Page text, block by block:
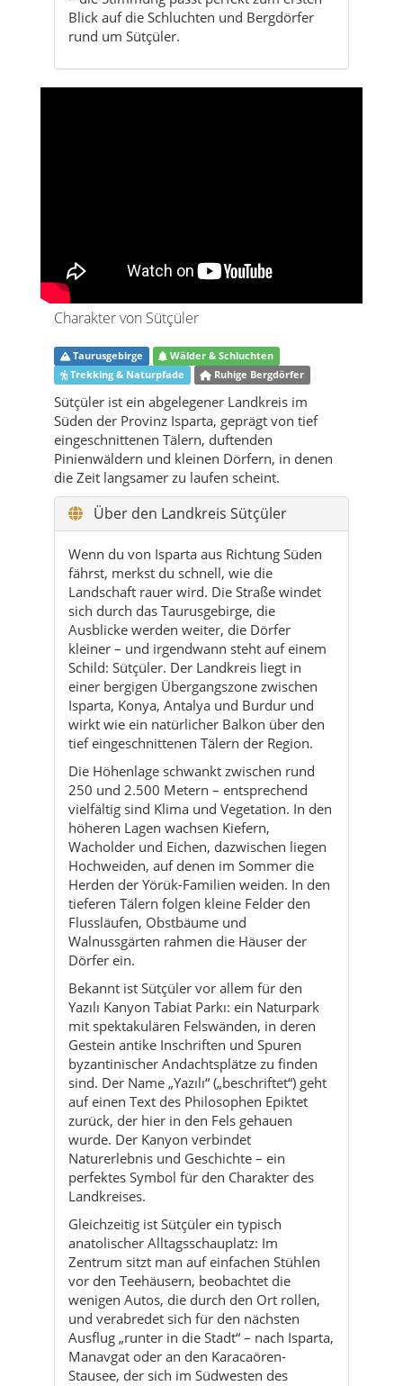
Taurusgebirge
Wälder & Schluchten
Trekking & Naturpfade
Ruhige Bergdörfer
Sütçüler ist ein abgelegener Landkreis im
Süden der Provinz Isparta, geprägt von tief
eingeschnittenen Tälern, duftenden
Pinienwäldern und kleinen Dörfern, in denen
die Zeit langsamer zu laufen scheint.
Über den Landkreis Sütçüler
Wenn du von Isparta aus Richtung Süden
fährst, merkst du schnell, wie die
Landschaft rauer wird. Die Straße windet
sich durch das Taurusgebirge, die
Ausblicke werden weiter, die Dörfer
kleiner – und irgendwann steht auf einem
Schild: Sütçüler. Der Landkreis liegt in
einer bergigen Übergangszone zwischen
Isparta, Konya, Antalya und Burdur und
wirkt wie ein natürlicher Balkon über den
tief eingeschnittenen Tälern der Region.
Die Höhenlage schwankt zwischen rund
250 und 2.500 Metern – entsprechend
vielfältig sind Klima und Vegetation. In den
höheren Lagen wachsen Kiefern,
Wacholder und Eichen, dazwischen liegen
Hochweiden, auf denen im Sommer die
Herden der Yörük-Familien weiden. In den
tieferen Tälern folgen kleine Felder den
Flussläufen, Obstbäume und
Walnussgärten rahmen die Häuser der
Dörfer ein.
Bekannt ist Sütçüler vor allem für den
Yazılı Kanyon Tabiat Parkı: ein Naturpark
mit spektakulären Felswänden, in deren
Gestein antike Inschriften und Spuren
byzantinischer Andachtsplätze zu finden
sind. Der Name „Yazılı“ („beschriftet“) geht
auf einen Text des Philosophen Epiktet
zurück, der hier in den Fels gehauen
wurde. Der Kanyon verbindet
Naturerlebnis und Geschichte – ein
perfektes Symbol für den Charakter des
Landkreises.
Gleichzeitig ist Sütçüler ein typisch
anatolischer Alltagsschauplatz: Im
Zentrum sitzt man auf einfachen Stühlen
vor den Teehäusern, beobachtet die
wenigen Autos, die durch den Ort rollen,
und verabredet sich für den nächsten
Ausflug „runter in die Stadt“ – nach Isparta,
Manavgat oder an den Karacaören-
Stausee, der sich im Südwesten des
Kreises über die alte Talsohle gelegt hat.
Historisch stand die Region immer wieder
im Schatten größerer Zentren – doch
Spuren der Antike finden sich auch hier: